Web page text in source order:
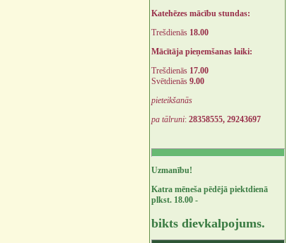
Katehēzes mācību stundas:
Trešdienās 18.00
Mācītāja pieņemšanas laiki:
Trešdienās 17.00
Svētdienās 9.00
pieteikšanās
pa tālruni: 28358555, 29243697
Uzmanību!
Katra mēneša pēdējā piektdienā
plkst. 18.00 -
bikts dievkalpojums.